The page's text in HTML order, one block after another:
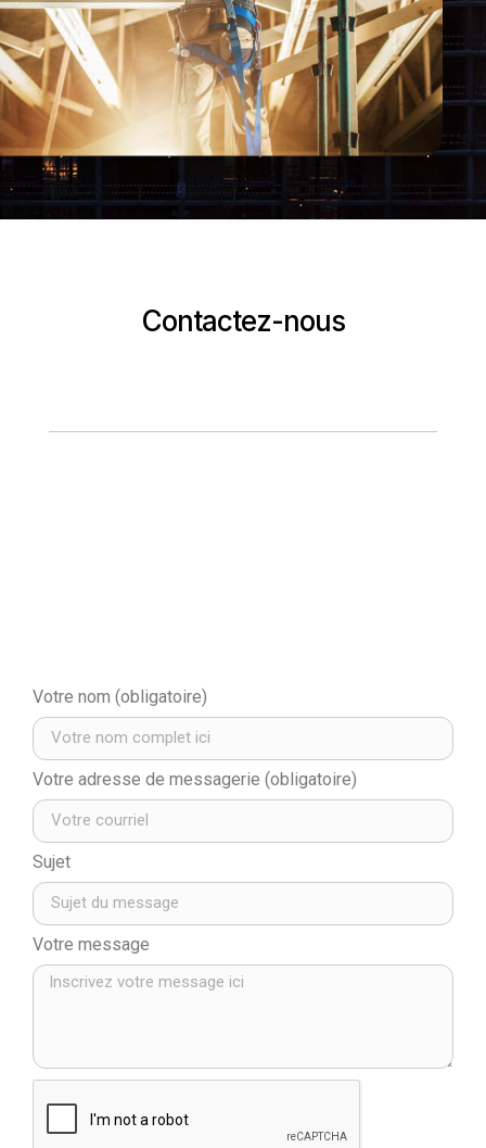
Contactez-nous
Votre nom (obligatoire)
Votre adresse de messagerie (obligatoire)
Sujet
Votre message